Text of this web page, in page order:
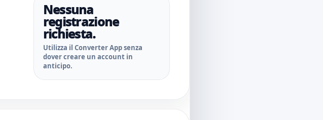
Nessuna
registrazione
richiesta.
Utilizza il Converter App senza
dover creare un account in
anticipo.